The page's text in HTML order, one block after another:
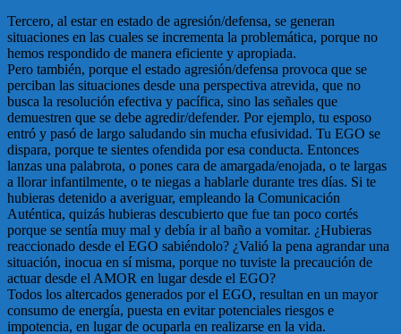
Tercero, al estar en estado de agresión/defensa, se generan
situaciones en las cuales se incrementa la problemática, porque no
hemos respondido de manera eficiente y apropiada.
Pero también, porque el estado agresión/defensa provoca que se
perciban las situaciones desde una perspectiva atrevida, que no
busca la resolución efectiva y pacífica, sino las señales que
demuestren que se debe agredir/defender. Por ejemplo, tu esposo
entró y pasó de largo saludando sin mucha efusividad. Tu EGO se
dispara, porque te sientes ofendida por esa conducta. Entonces
lanzas una palabrota, o pones cara de amargada/enojada, o te largas
a llorar infantilmente, o te niegas a hablarle durante tres días. Si te
hubieras detenido a averiguar, empleando la Comunicación
Auténtica, quizás hubieras descubierto que fue tan poco cortés
porque se sentía muy mal y debía ir al baño a vomitar. ¿Hubieras
reaccionado desde el EGO sabiéndolo? ¿Valió la pena agrandar una
situación, inocua en sí misma, porque no tuviste la precaución de
actuar desde el AMOR en lugar desde el EGO?
Todos los altercados generados por el EGO, resultan en un mayor
consumo de energía, puesta en evitar potenciales riesgos e
impotencia, en lugar de ocuparla en realizarse en la vida.